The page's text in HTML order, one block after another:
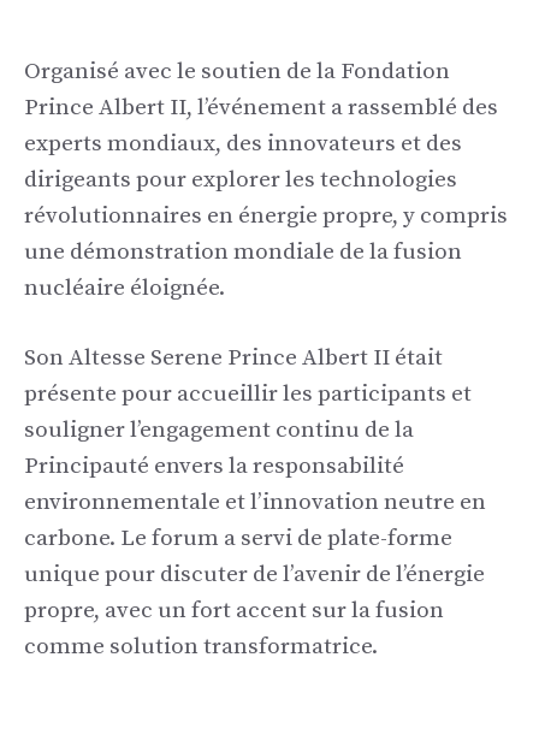
Organisé avec le soutien de la Fondation
Prince Albert II, l’événement a rassemblé des
experts mondiaux, des innovateurs et des
dirigeants pour explorer les technologies
révolutionnaires en énergie propre, y compris
une démonstration mondiale de la fusion
nucléaire éloignée.
Son Altesse Serene Prince Albert II était
présente pour accueillir les participants et
souligner l’engagement continu de la
Principauté envers la responsabilité
environnementale et l’innovation neutre en
carbone. Le forum a servi de plate-forme
unique pour discuter de l’avenir de l’énergie
propre, avec un fort accent sur la fusion
comme solution transformatrice.